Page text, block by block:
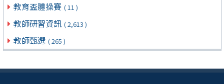
教育盃體操賽 ( 11 )
教師研習資訊 ( 2,613 )
教師甄選 ( 265 )